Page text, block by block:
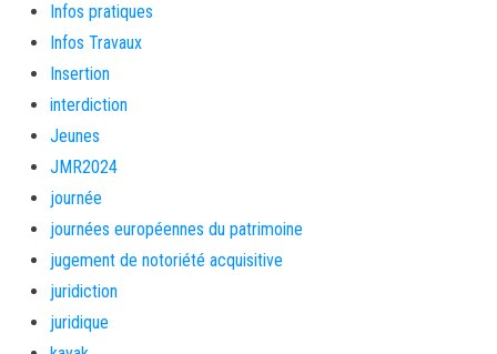
Infos pratiques
Infos Travaux
Insertion
interdiction
Jeunes
JMR2024
journée
journées européennes du patrimoine
jugement de notoriété acquisitive
juridiction
juridique